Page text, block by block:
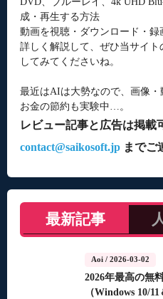
成・再生する方法
動画を視聴・ダウンロード・
詳しく解説して、ぜひ当サイ
してみてくださいね。
最近はAIは大勢なので、画像
お金の節約も実験中…。
レビュー記事と広告は掲載
contact@saikosoft.jpまでご
最新記事
Aoi/ 2026-03-02
2026年最高の無
（Windows 10/11